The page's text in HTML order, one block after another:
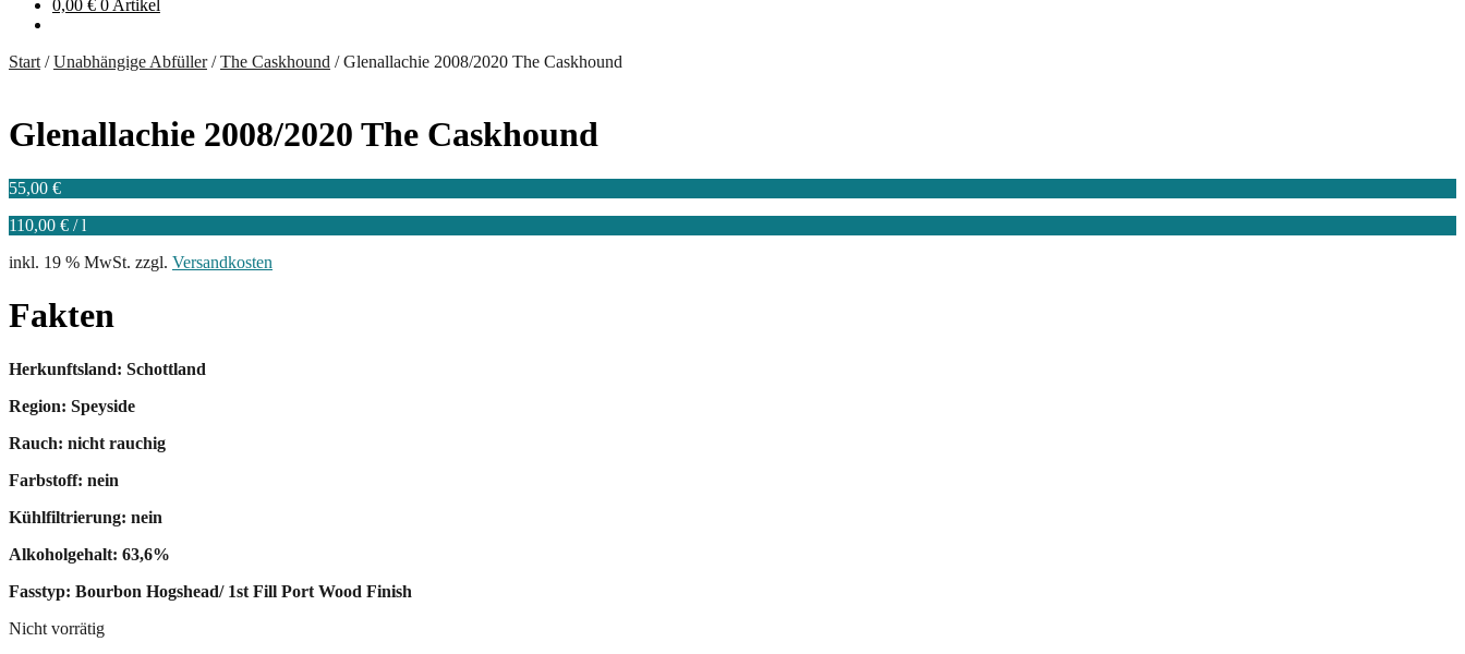
0,00 € 0 Artikel
Start /Unabhängige Abfüller/The Caskhound /Glenallachie 2008/2020 The Caskhound
Glenallachie 2008/2020 The Caskhound
55,00 €
110,00 € /l
inkl. 19 % MwSt. zzgl. Versandkosten
Fakten
Herkunftsland: Schottland
Region: Speyside
Rauch: nicht rauchig
Farbstoff: nein
Kühlfiltrierung: nein
Alkoholgehalt: 63,6%
Fasstyp: Bourbon Hogshead/ 1st Fill Port Wood Finish
Nicht vorrätig